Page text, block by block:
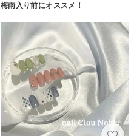
梅雨入り前にオススメ！